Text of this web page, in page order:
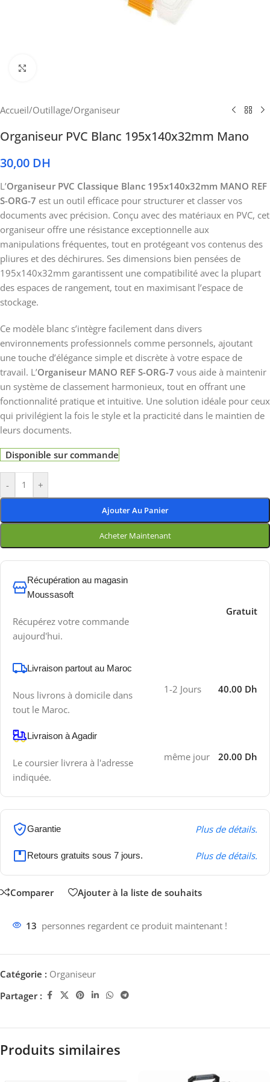
Accueil/Outillage/Organiseur
Organiseur PVC Blanc 195x140x32mm Mano
30,00 DH
L’Organiseur PVC Classique Blanc 195x140x32mm MANO REF
S-ORG-7 est un outil efficace pour structurer et classer vos
documents avec précision. Conçu avec des matériaux en PVC, cet
organiseur offre une résistance exceptionnelle aux
manipulations fréquentes, tout en protégeant vos contenus des
pliures et des déchirures. Ses dimensions bien pensées de
195x140x32mm garantissent une compatibilité avec la plupart
des espaces de rangement, tout en maximisant l’espace de
stockage.
Ce modèle blanc s’intègre facilement dans divers
environnements professionnels comme personnels, ajoutant
une touche d’élégance simple et discrète à votre espace de
travail. L’Organiseur MANO REF S-ORG-7 vous aide à maintenir
un système de classement harmonieux, tout en offrant une
fonctionnalité pratique et intuitive. Une solution idéale pour ceux
qui privilégient la fois le style et la practicité dans le maintien de
leurs documents.
Disponible sur commande
- +
Ajouter Au Panier
Acheter Maintenant
Récupération au magasin
Moussasoft
Récupérez votre commande
aujourd'hui.
Gratuit
Livraison partout au Maroc
Nous livrons à domicile dans
tout le Maroc.
1-2 Jours 40.00 Dh
Livraison à Agadir
Le coursier livrera à l'adresse
indiquée.
même jour 20.00 Dh
Garantie Plus de détails.
Retours gratuits sous 7 jours. Plus de détails.
Comparer Ajouter à la liste de souhaits
13 personnes regardent ce produit maintenant !
Catégorie : Organiseur
Partager :
Produits similaires